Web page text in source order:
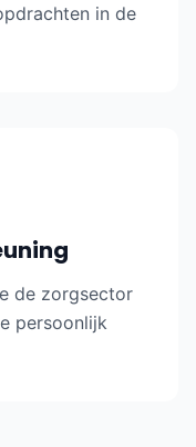
in de
de zorgsector
persoonlijk